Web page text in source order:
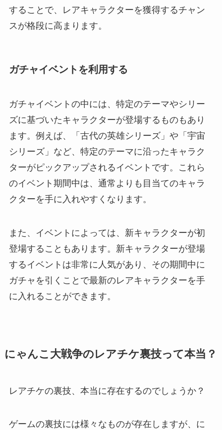
することで、レアキャラクターを獲得するチャン
スが格段に高まります。
ガチャイベントを利用する
ガチャイベントの中には、特定のテーマやシリー
ズに基づいたキャラクターが登場するものもあり
ます。例えば、「古代の英雄シリーズ」や「宇宙
シリーズ」など、特定のテーマに沿ったキャラク
ターがピックアップされるイベントです。これら
のイベント期間中は、通常よりも目当てのキャラ
クターを手に入れやすくなります。
また、イベントによっては、新キャラクターが初
登場することもあります。新キャラクターが登場
するイベントは非常に人気があり、その期間中に
ガチャを引くことで最新のレアキャラクターを手
に入れることができます。
にゃんこ大戦争のレアチケ裏技って本当？
レアチケの裏技、本当に存在するのでしょうか？
ゲームの裏技には様々なものが存在しますが、に